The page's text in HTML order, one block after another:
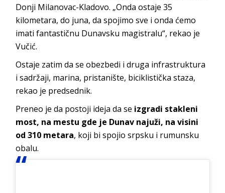
Donji Milanovac-Kladovo. „Onda ostaje 35
kilometara, do juna, da spojimo sve i onda ćemo
imati fantastičnu Dunavsku magistralu“, rekao je
Vučić.
Ostaje zatim da se obezbedi i druga infrastruktura
i sadržaji, marina, pristanište, biciklistička staza,
rekao je predsednik.
Preneo je da postoji ideja da se izgradi stakleni
most, na mestu gde je Dunav najuži, na visini
od 310 metara, koji bi spojio srpsku i rumunsku
obalu.